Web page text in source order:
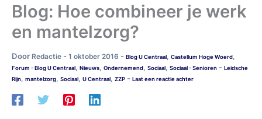
Blog: Hoe combineer je werk
en mantelzorg?
Door Redactie - 1 oktober 2016 - Blog U Centraal, Castellum Hoge Woerd,
Forum - Blog U Centraal, Nieuws, Ondernemend, Sociaal, Sociaal - Senioren - Leidsche
Rijn, mantelzorg, Sociaal, U Centraal, ZZP - Laat een reactie achter